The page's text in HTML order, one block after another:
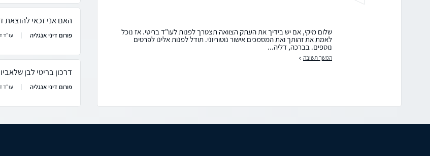
שלום מיקי, אם יש בידיך את העתק הצוואה תצטרך לפנות לעו"ד בריטי. אז נוכל
לאמת את זהותך ואת המסמכים אישור נוטוריוני. תודל לפנות אלינו לפרטים
נוספים. בברכה, דליה...
המשך תשובה
האם אני זכאי להוצאת
פורום דיני אנגליה עו"ד
דרכון בריטי לבן
פורום דיני אנגליה עו"ד